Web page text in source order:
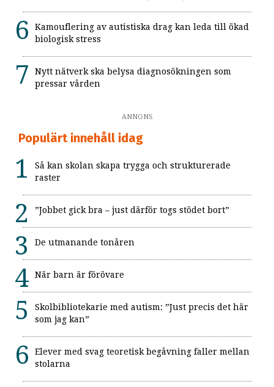
Kamouflering av autistiska drag kan leda till ökad
biologisk stress
Nytt nätverk ska belysa diagnosökningen som
pressar vården
ANNONS
Populärt innehåll idag
Så kan skolan skapa trygga och strukturerade
raster
”Jobbet gick bra – just därför togs stödet bort”
De utmanande tonåren
När barn är förövare
Skolbibliotekarie med autism: ”Just precis det här
som jag kan”
Elever med svag teoretisk begåvning faller mellan
stolarna